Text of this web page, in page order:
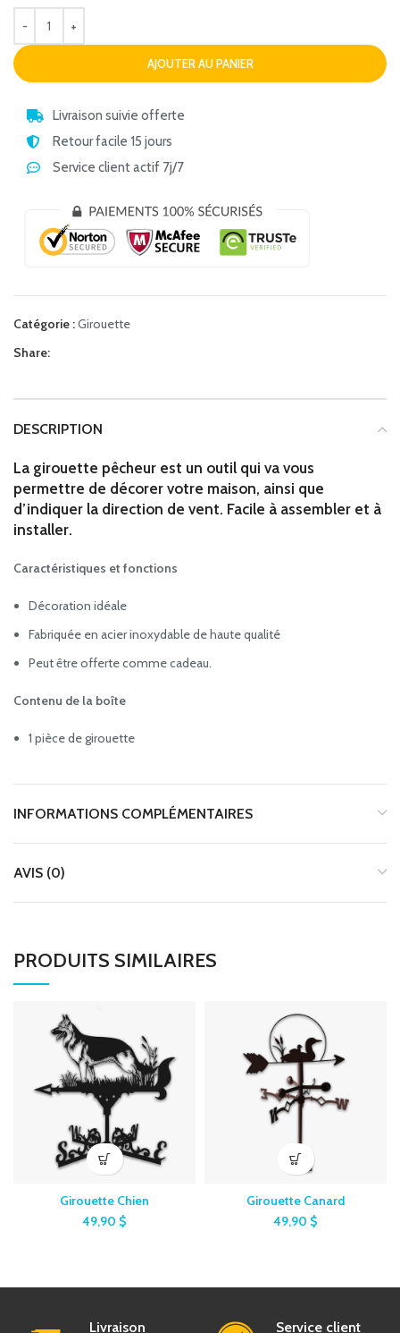
AJOUTER AU PANIER
Livraison suivie offerte
Retour facile 15 jours
Service client actif 7j/7
Catégorie :Girouette
Share:
DESCRIPTION
La girouette pêcheur est un outil qui va vous
permettre de décorer votre maison, ainsi que
d’indiquer la direction de vent. Facile à assembler et à
installer.
Caractéristiques et fonctions
Décoration idéale
Fabriquée en acier inoxydable de haute qualité
Peut être offerte comme cadeau.
Contenu de la boîte
1 pièce de girouette
INFORMATIONS COMPLÉMENTAIRES
AVIS (0)
PRODUITS SIMILAIRES
Girouette Chien
49,90 $
Girouette Canard
49,90 $
Livraison
Service client